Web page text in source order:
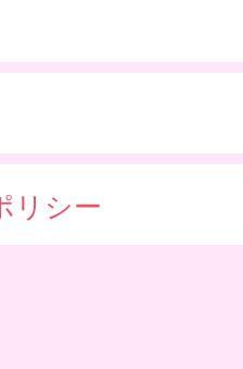
リシー